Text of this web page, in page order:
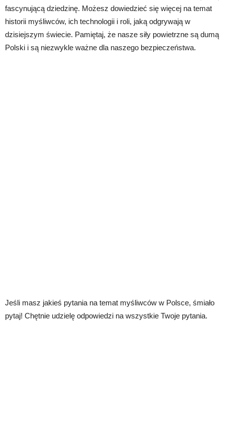
fascynującą dziedzinę. Możesz dowiedzieć się więcej na temat
historii myśliwców, ich technologii i roli, jaką odgrywają w
dzisiejszym świecie. Pamiętaj, że nasze siły powietrzne są dumą
Polski i są niezwykle ważne dla naszego bezpieczeństwa.
Jeśli masz jakieś pytania na temat myśliwców w Polsce, śmiało
pytaj! Chętnie udzielę odpowiedzi na wszystkie Twoje pytania.